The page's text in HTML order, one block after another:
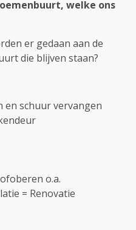
welke ons
er gedaan aan de
die blijven staan?
en schuur vervangen
o.a.
= Renovatie